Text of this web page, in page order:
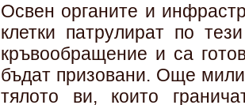
Освен органите и
клетки патрулират по
кръвообращение и са
бъдат призовани. Още
тялото ви, които